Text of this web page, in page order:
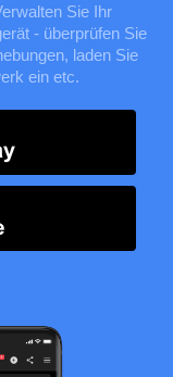
Sie Ihr
- überprüfen Sie
laden Sie
ein etc.